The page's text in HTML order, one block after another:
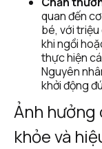
quan đến
bé, với
khi ngồi
thực hiện
Nguyên
khởi động
Ảnh hưởng
khỏe và